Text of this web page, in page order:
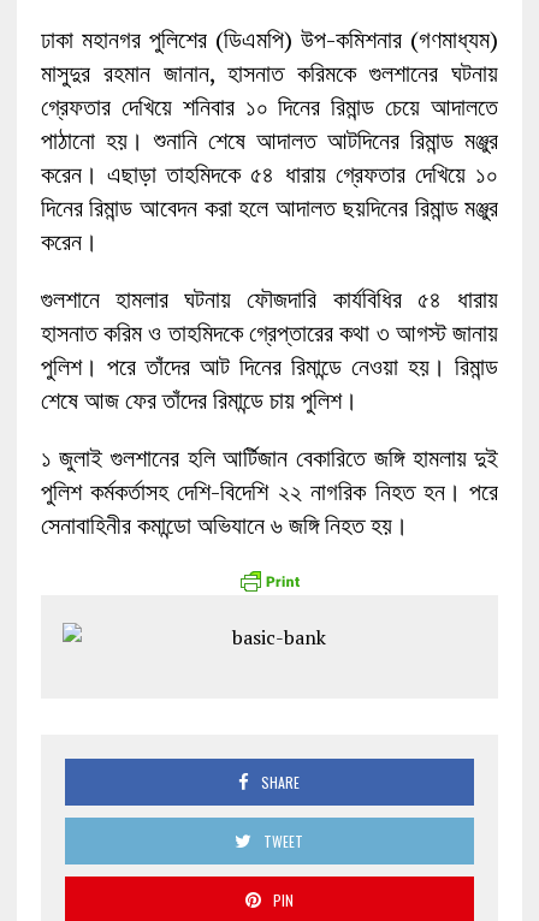
ঢাকা মহানগর পুলিশের (ডিএমপি) উপ-কমিশনার (গণমাধ্যম)
মাসুদুর রহমান জানান, হাসনাত করিমকে গুলশানের ঘটনায়
গ্রেফতার দেখিয়ে শনিবার ১০ দিনের রিমান্ড চেয়ে আদালতে
পাঠানো হয়। শুনানি শেষে আদালত আটদিনের রিমান্ড মঞ্জুর
করেন। এছাড়া তাহমিদকে ৫৪ ধারায় গ্রেফতার দেখিয়ে ১০
দিনের রিমান্ড আবেদন করা হলে আদালত ছয়দিনের রিমান্ড মঞ্জুর
করেন।
গুলশানে হামলার ঘটনায় ফৌজদারি কার্যবিধির ৫৪ ধারায়
হাসনাত করিম ও তাহমিদকে গ্রেপ্তারের কথা ৩ আগস্ট জানায়
পুলিশ। পরে তাঁদের আট দিনের রিমান্ডে নেওয়া হয়। রিমান্ড
শেষে আজ ফের তাঁদের রিমান্ডে চায় পুলিশ।
১ জুলাই গুলশানের হলি আর্টিজান বেকারিতে জঙ্গি হামলায় দুই
পুলিশ কর্মকর্তাসহ দেশি-বিদেশি ২২ নাগরিক নিহত হন। পরে
সেনাবাহিনীর কমান্ডো অভিযানে ৬ জঙ্গি নিহত হয়।
SHARE
TWEET
PIN